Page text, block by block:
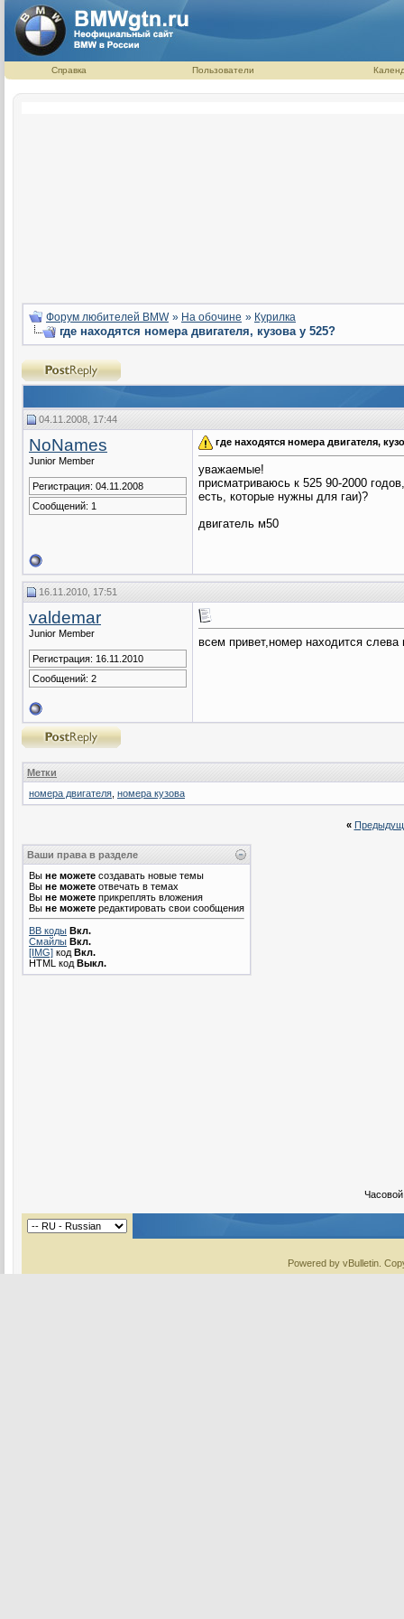
Справка Пользователи
Форум любителей BMW » На обочине » Курилка
где находятся номера двигателя, кузова у 525?
04.11.2008, 17:44
NoNames
Junior Member
Регистрация: 04.11.2008
Сообщений: 1
где находятся номера двигателя,
уважаемые!
присматриваюсь к 525 90-2000
есть, которые нужны для гаи)?
двигатель м50
16.11.2010, 17:51
valdemar
Junior Member
Регистрация: 16.11.2010
Сообщений: 2
всем привет,номер находится
Метки
номера двигателя номера кузова
«
Ваши права в разделе
Вы не можете создавать новые темы
Вы не можете отвечать в темах
Вы не можете прикреплять вложения
Вы не можете редактировать свои сообщения
BB коды Вкл.
Смайлы Вкл.
[IMG] код Вкл.
HTML код Выкл.
Powered by vBulletin.